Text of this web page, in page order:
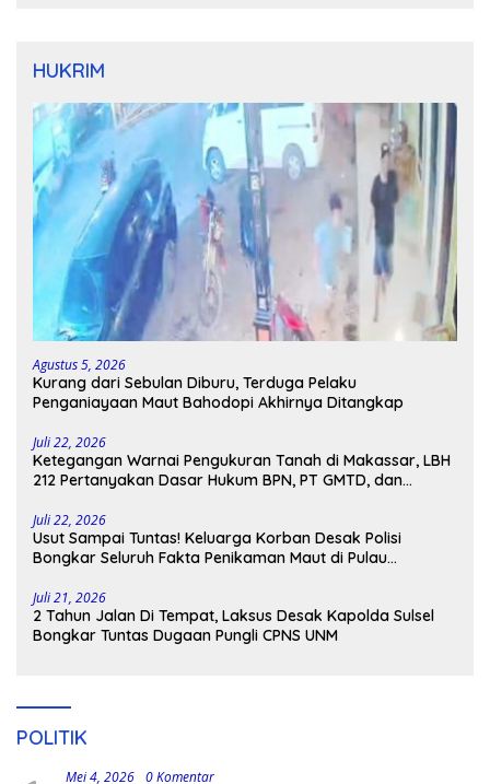
HUKRIM
Agustus 5, 2026
Kurang dari Sebulan Diburu, Terduga Pelaku
Penganiayaan Maut Bahodopi Akhirnya Ditangkap
Juli 22, 2026
Ketegangan Warnai Pengukuran Tanah di Makassar, LBH
212 Pertanyakan Dasar Hukum BPN, PT GMTD, dan
Juli 22, 2026
Usut Sampai Tuntas! Keluarga Korban Desak Polisi
Bongkar Seluruh Fakta Penikaman Maut di Pulau
Juli 21, 2026
2 Tahun Jalan Di Tempat, Laksus Desak Kapolda Sulsel
Bongkar Tuntas Dugaan Pungli CPNS UNM
POLITIK
Mei 4, 2026 0 Komentar